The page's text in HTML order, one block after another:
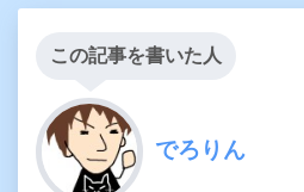
この記事を書いた人
でろりん